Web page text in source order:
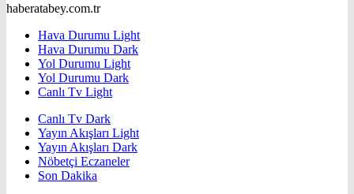
haberatabey.com.tr
Hava Durumu Light
Hava Durumu Dark
Yol Durumu Light
Yol Durumu Dark
Canlı Tv Light
Canlı Tv Dark
Yayın Akışları Light
Yayın Akışları Dark
Nöbetçi Eczaneler
Son Dakika